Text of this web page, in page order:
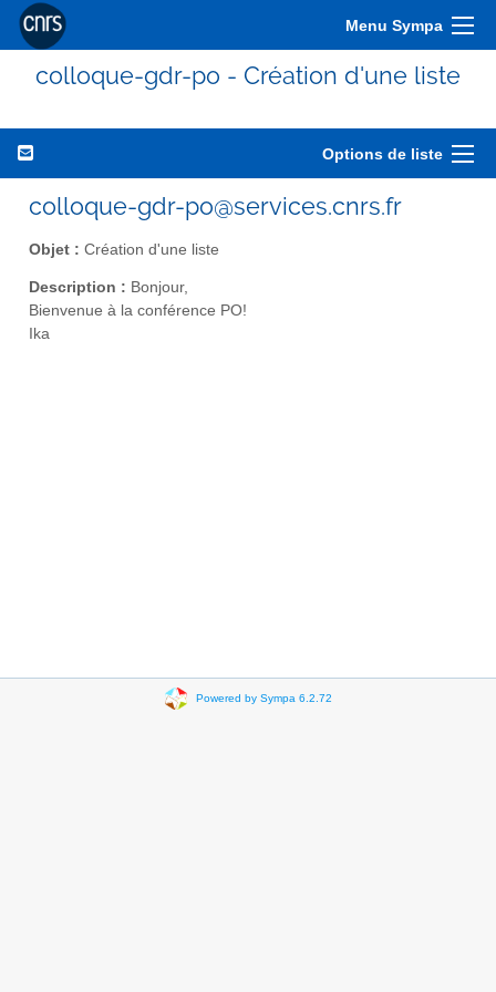
Menu Sympa
colloque-gdr-po - Création d'une liste
Options de liste
colloque-gdr-po@services.cnrs.fr
Objet : Création d'une liste
Description : Bonjour,
Bienvenue à la conférence PO!
Ika
Powered by Sympa 6.2.72